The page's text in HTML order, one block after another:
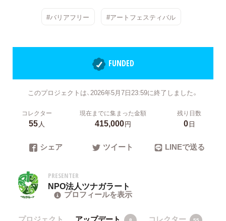
#バリアフリー #アートフェスティバル
FUNDED
このプロジェクトは、2026年5月7日23:59に終了しました。
コレクター
55人
現在までに集まった金額
415,000円
残り日数
0日
シェア ツイート LINEで送る
PRESENTER
NPO法人ツナガラート
プロフィールを表示